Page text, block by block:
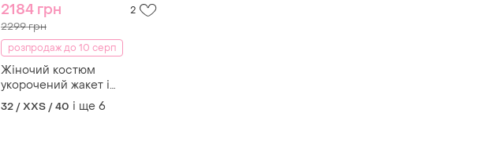
2184 грн 2
2299 грн
розпродаж до 10 серп
Жіночий костюм
укорочений жакет і
спідниця шорти котон
32 / XXS / 40 і ще 6